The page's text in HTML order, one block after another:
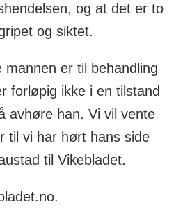
og at det er to
og siktet.
er til behandling
forløpig ikke i en tilstand
avhøre han. Vi vil vente
til vi har hørt hans side
til Vikebladet.